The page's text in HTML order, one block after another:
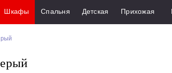
Шкафы Спальня Детская Прихожая